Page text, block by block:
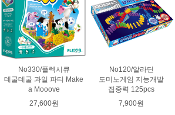
No330/플렉시큐
데굴데굴 과일 파티 Make
a Mooove
27,600원
No120/알라딘
도미노게임 지능개발
집중력 125pcs
7,900원